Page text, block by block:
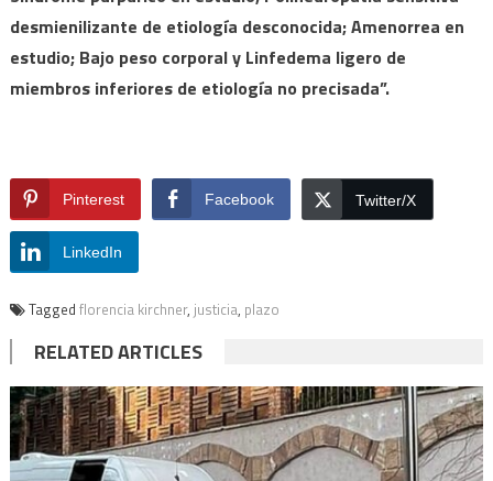
desmienilizante de etiología desconocida; Amenorrea en
estudio; Bajo peso corporal y Linfedema ligero de
miembros inferiores de etiología no precisada”.
Pinterest Facebook Twitter/X
LinkedIn
Tagged florencia kirchner, justicia, plazo
RELATED ARTICLES